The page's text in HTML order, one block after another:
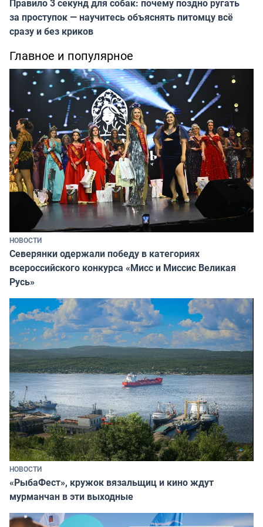
Правило 3 секунд для собак: почему поздно ругать
за проступок — научитесь объяснять питомцу всё
сразу и без криков
Главное и популярное
НОВОСТИ
Северянки одержали победу в категориях
всероссийского конкурса «Мисс и Миссис Великая
Русь»
НОВОСТИ
«РыбаФест», кружок вязальщиц и кино ждут
мурманчан в эти выходные